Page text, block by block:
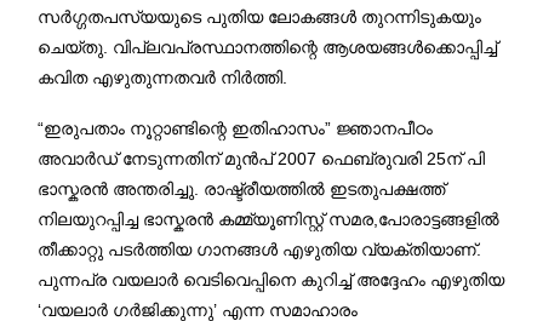
സർഗ്ഗതപസ്യയുടെ പുതിയ ലോകങ്ങൾ തുറന്നിടുകയും
ചെയ്തു. വിപ്ലവപ്രസ്ഥാനത്തിന്റെ ആശയങ്ങൾക്കൊപ്പിച്ച്
കവിത എഴുതുന്നതവർ നിർത്തി.
“ഇരുപതാം നൂറ്റാണ്ടിന്റെ ഇതിഹാസം” ജ്ഞാനപീഠം
അവാർഡ് നേടുന്നതിന് മുൻപ് 2007 ഫെബ്രുവരി 25ന് പി
ഭാസ്കരൻ അന്തരിച്ചു. രാഷ്ട്രീയത്തിൽ ഇടതുപക്ഷത്ത്
നിലയുറപ്പിച്ച ഭാസ്കരൻ കമ്മ്യൂണിസ്റ്റ് സമര,പോരാട്ടങ്ങളിൽ
തീക്കാറ്റു പടർത്തിയ ഗാനങ്ങൾ എഴുതിയ വ്യക്തിയാണ്.
പുന്നപ്ര വയലാർ വെടിവെപ്പിനെ കുറിച്ച് അദ്ദേഹം എഴുതിയ
‘വയലാർ ഗർജിക്കുന്നു’ എന്ന സമാഹാരം